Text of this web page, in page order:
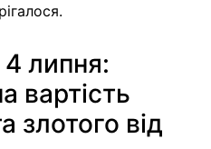
липня:
вартість
злотого від